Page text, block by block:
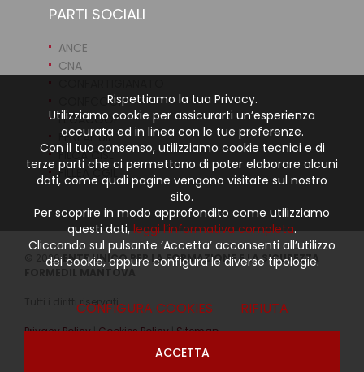
PARTI SOCIALI
ANCE
CNA
CONFCOOP
LEGACOOP
FENEAL UIL
FILCA CISL
FILLEA CGIL
© 2026 ENTE UNICO PER LA FORMAZIONE E LA SICUREZZA
FORMEDIL MANTOVA
Tutti i diritti riservati
Privacy Policy|Cookies Policy|Sitemap
Rispettiamo la tua Privacy.
Utilizziamo cookie per assicurarti un’esperienza
accurata ed in linea con le tue preferenze.
Con il tuo consenso, utilizziamo cookie tecnici e di
terze parti che ci permettono di poter elaborare alcuni
dati, come quali pagine vengono visitate sul nostro
sito.
Per scoprire in modo approfondito come utilizziamo
questi dati, leggi l’informativa completa.
Cliccando sul pulsante ‘Accetta’ acconsenti all’utilizzo
dei cookie, oppure configura le diverse tipologie.
CONFIGURA COOKIES RIFIUTA
ACCETTA